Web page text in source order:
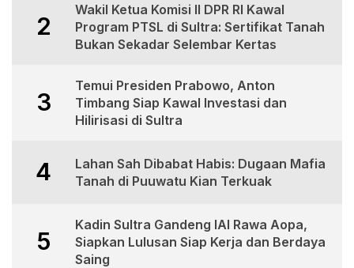
2
Wakil Ketua Komisi II DPR RI Kawal
Program PTSL di Sultra: Sertifikat Tanah
Bukan Sekadar Selembar Kertas
3
Temui Presiden Prabowo, Anton
Timbang Siap Kawal Investasi dan
Hilirisasi di Sultra
4
Lahan Sah Dibabat Habis: Dugaan Mafia
Tanah di Puuwatu Kian Terkuak
5
Kadin Sultra Gandeng IAI Rawa Aopa,
Siapkan Lulusan Siap Kerja dan Berdaya
Saing